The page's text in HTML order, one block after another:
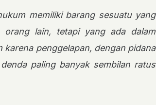
memiliki barang sesuatu yang
orang lain, tetapi yang ada dalam
penggelapan, dengan pidana
paling banyak sembilan ratus